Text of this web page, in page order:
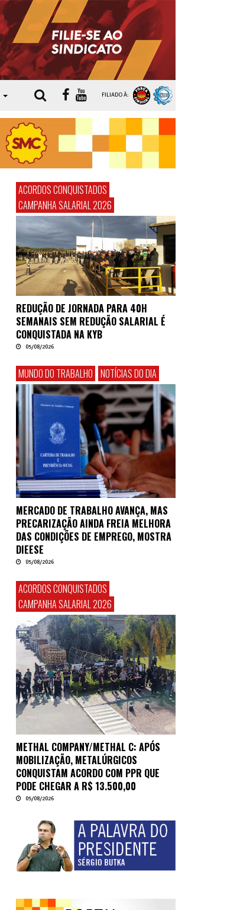
FILIADO À:
ACORDOS CONQUISTADOS
CAMPANHA SALARIAL 2026
REDUÇÃO DE JORNADA PARA 40H
SEMANAIS SEM REDUÇÃO SALARIAL É
CONQUISTADA NA KYB
05/08/2026
MUNDO DO TRABALHO NOTÍCIAS DO DIA
MERCADO DE TRABALHO AVANÇA, MAS
PRECARIZAÇÃO AINDA FREIA MELHORA
DAS CONDIÇÕES DE EMPREGO, MOSTRA
DIEESE
05/08/2026
ACORDOS CONQUISTADOS
CAMPANHA SALARIAL 2026
METHAL COMPANY/METHAL C: APÓS
MOBILIZAÇÃO, METALÚRGICOS
CONQUISTAM ACORDO COM PPR QUE
PODE CHEGAR A R$ 13.500,00
05/08/2026